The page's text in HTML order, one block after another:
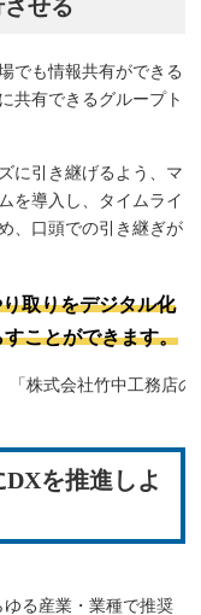
せる
でも情報共有ができる
共有できるグループト
に引き継げるよう、マ
を導入し、タイムライ
、口頭での引き継ぎが
取りをデジタル化
ことができます。
株式会社竹中工務店の
を推進しよ
る産業・業種で推奨